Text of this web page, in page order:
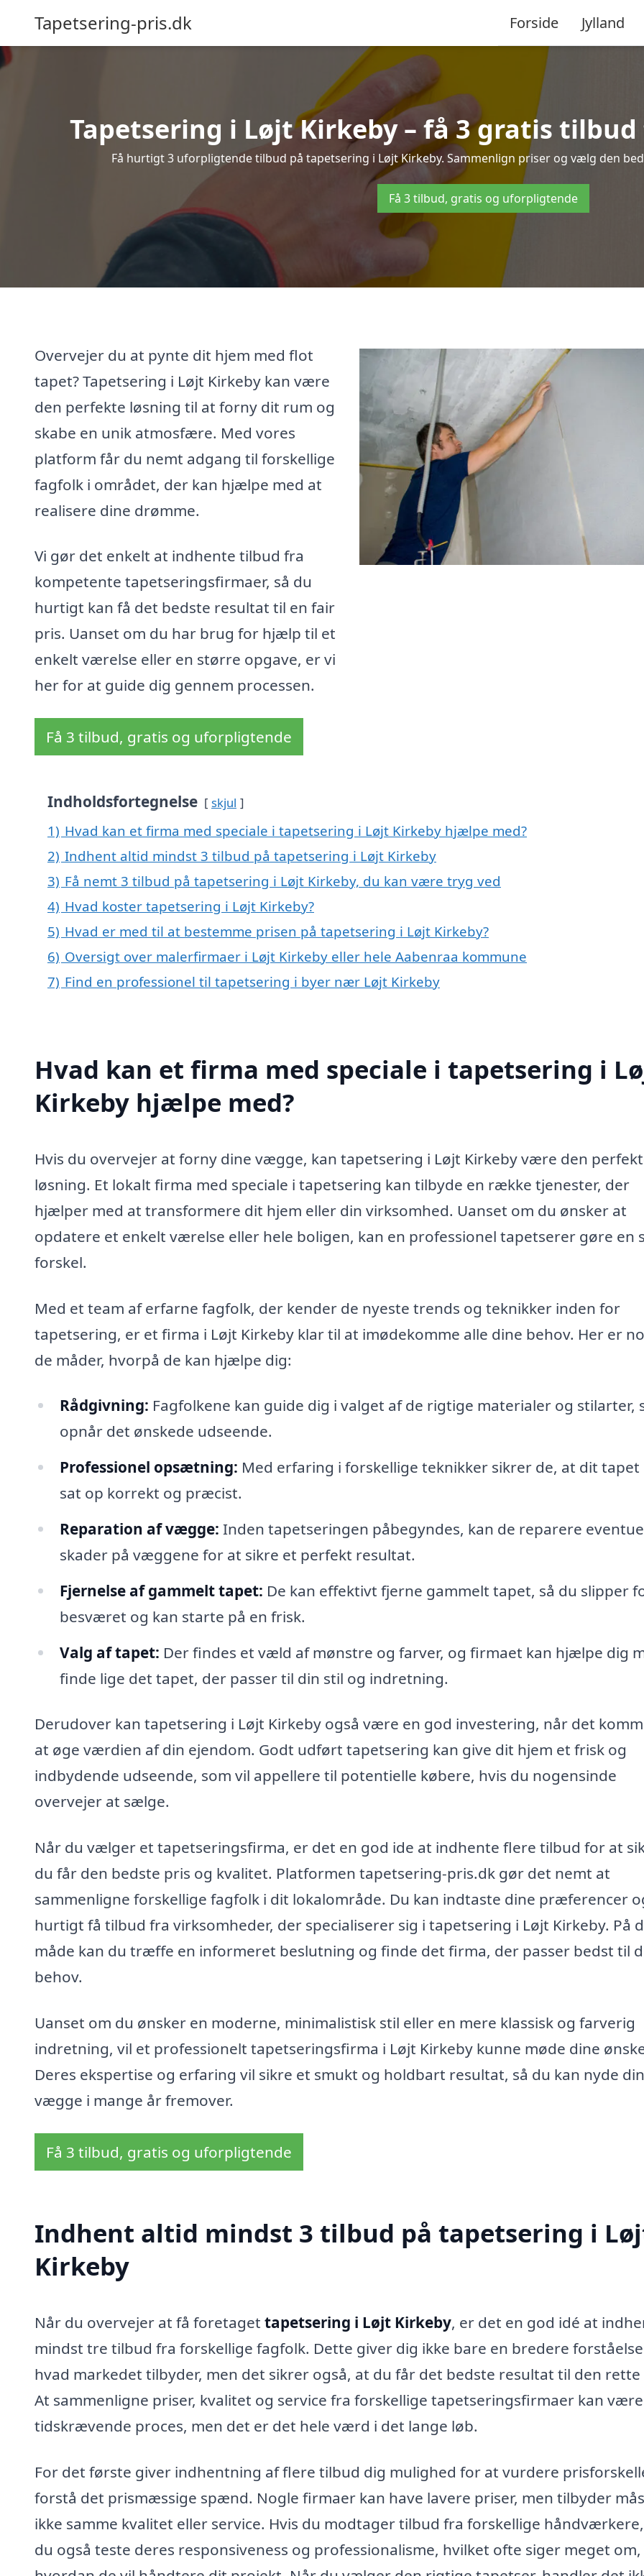
Tapetsering-pris.dk Forside Jylland
Tapetsering i Løjt Kirkeby – få 3 gratis
Få hurtigt 3 uforpligtende tilbud på tapetsering i Løjt Kirkeby. Sammenlign priser og vælg den
Få 3 tilbud, gratis og uforpligtende
Overvejer du at pynte dit hjem med flot
tapet? Tapetsering i Løjt Kirkeby kan være
den perfekte løsning til at forny dit rum og
skabe en unik atmosfære. Med vores
platform får du nemt adgang til forskellige
fagfolk i området, der kan hjælpe med at
realisere dine drømme.
Vi gør det enkelt at indhente tilbud fra
kompetente tapetseringsfirmaer, så du
hurtigt kan få det bedste resultat til en fair
pris. Uanset om du har brug for hjælp til et
enkelt værelse eller en større opgave, er vi
her for at guide dig gennem processen.
Få 3 tilbud, gratis og uforpligtende
Indholdsfortegnelse skjul
1) Hvad kan et firma med speciale i tapetsering i Løjt Kirkeby hjælpe med?
2) Indhent altid mindst 3 tilbud på tapetsering i Løjt Kirkeby
3) Få nemt 3 tilbud på tapetsering i Løjt Kirkeby, du kan være tryg ved
4) Hvad koster tapetsering i Løjt Kirkeby?
5) Hvad er med til at bestemme prisen på tapetsering i Løjt Kirkeby?
6) Oversigt over malerfirmaer i Løjt Kirkeby eller hele Aabenraa kommune
7) Find en professionel til tapetsering i byer nær Løjt Kirkeby
Hvad kan et firma med speciale i tapetsering i
Kirkeby hjælpe med?
Hvis du overvejer at forny dine vægge, kan tapetsering i Løjt Kirkeby være den
løsning. Et lokalt firma med speciale i tapetsering kan tilbyde en række tjenester, der
hjælper med at transformere dit hjem eller din virksomhed. Uanset om du ønsker at
opdatere et enkelt værelse eller hele boligen, kan en professionel tapetserer gøre en
forskel.
Med et team af erfarne fagfolk, der kender de nyeste trends og teknikker inden for
tapetsering, er et firma i Løjt Kirkeby klar til at imødekomme alle dine behov. Her er
de måder, hvorpå de kan hjælpe dig:
Rådgivning: Fagfolkene kan guide dig i valget af de rigtige materialer og stilarter,
opnår det ønskede udseende.
Professionel opsætning: Med erfaring i forskellige teknikker sikrer de, at dit tapet
sat op korrekt og præcist.
Reparation af vægge: Inden tapetseringen påbegyndes, kan de reparere
skader på væggene for at sikre et perfekt resultat.
Fjernelse af gammelt tapet: De kan effektivt fjerne gammelt tapet, så du slipper
besværet og kan starte på en frisk.
Valg af tapet: Der findes et væld af mønstre og farver, og firmaet kan hjælpe dig
finde lige det tapet, der passer til din stil og indretning.
Derudover kan tapetsering i Løjt Kirkeby også være en god investering, når det
at øge værdien af din ejendom. Godt udført tapetsering kan give dit hjem et frisk og
indbydende udseende, som vil appellere til potentielle købere, hvis du nogensinde
overvejer at sælge.
Når du vælger et tapetseringsfirma, er det en god ide at indhente flere tilbud for at
du får den bedste pris og kvalitet. Platformen tapetsering-pris.dk gør det nemt at
sammenligne forskellige fagfolk i dit lokalområde. Du kan indtaste dine præferencer
hurtigt få tilbud fra virksomheder, der specialiserer sig i tapetsering i Løjt Kirkeby. På
måde kan du træffe en informeret beslutning og finde det firma, der passer bedst til
behov.
Uanset om du ønsker en moderne, minimalistisk stil eller en mere klassisk og farverig
indretning, vil et professionelt tapetseringsfirma i Løjt Kirkeby kunne møde dine
Deres ekspertise og erfaring vil sikre et smukt og holdbart resultat, så du kan nyde
vægge i mange år fremover.
Få 3 tilbud, gratis og uforpligtende
Indhent altid mindst 3 tilbud på tapetsering i
Kirkeby
Når du overvejer at få foretaget tapetsering i Løjt Kirkeby, er det en god idé at
mindst tre tilbud fra forskellige fagfolk. Dette giver dig ikke bare en bredere
hvad markedet tilbyder, men det sikrer også, at du får det bedste resultat til den rette
At sammenligne priser, kvalitet og service fra forskellige tapetseringsfirmaer kan
tidskrævende proces, men det er det hele værd i det lange løb.
For det første giver indhentning af flere tilbud dig mulighed for at vurdere
forstå det prismæssige spænd. Nogle firmaer kan have lavere priser, men tilbyder
ikke samme kvalitet eller service. Hvis du modtager tilbud fra forskellige
du også teste deres responsiveness og professionalisme, hvilket ofte siger meget om,